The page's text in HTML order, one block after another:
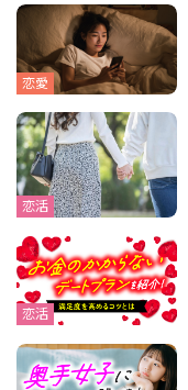
恋愛
恋活
恋活